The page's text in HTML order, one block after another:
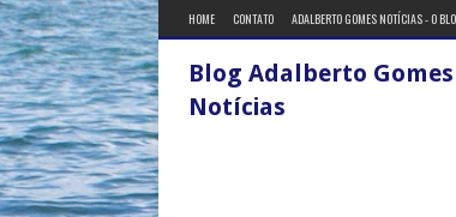
HOME CONTATO ADALBERTO GOMES NOTÍCIAS - O
Blog Adalberto Gomes
Notícias